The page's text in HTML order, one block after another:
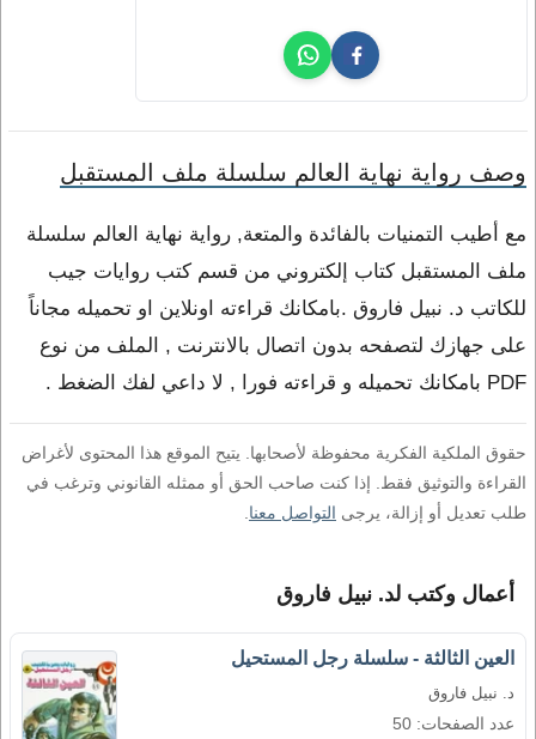
وصف رواية نهاية العالم سلسلة ملف المستقبل
مع أطيب التمنيات بالفائدة والمتعة, رواية نهاية العالم سلسلة
ملف المستقبل كتاب إلكتروني من قسم كتب روايات جيب
للكاتب د. نبيل فاروق .بامكانك قراءته اونلاين او تحميله مجاناً
على جهازك لتصفحه بدون اتصال بالانترنت , الملف من نوع
PDF بامكانك تحميله و قراءته فورا , لا داعي لفك الضغط .
حقوق الملكية الفكرية محفوظة لأصحابها. يتيح الموقع هذا المحتوى لأغراض
القراءة والتوثيق فقط. إذا كنت صاحب الحق أو ممثله القانوني وترغب في
طلب تعديل أو إزالة، يرجى التواصل معنا
أعمال وكتب لد. نبيل فاروق
العين الثالثة - سلسلة رجل المستحيل
د. نبيل فاروق
عدد الصفحات: 50